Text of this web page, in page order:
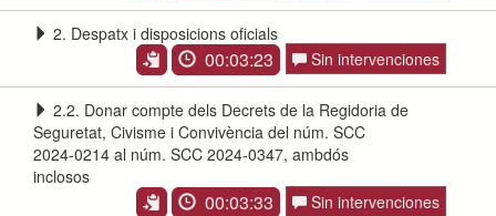
2. Despatx i disposicions oficials
00:03:23 Sin intervenciones
2.2. Donar compte dels Decrets de la Regidoria de
Seguretat, Civisme i Convivència del núm. SCC
2024-0214 al núm. SCC 2024-0347, ambdós
inclosos
00:03:33 Sin intervenciones